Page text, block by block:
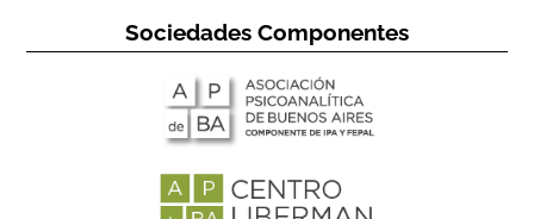
Sociedades Componentes